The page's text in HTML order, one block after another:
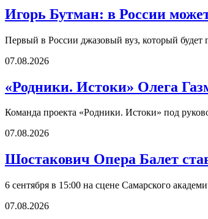
Игорь Бутман: в России
Первый в России джазовый вуз, который будет
07.08.2026
«Родники. Истоки» Олега
Команда проекта «Родники. Истоки» под
07.08.2026
Шостакович Опера Балет
6 сентября в 15:00 на сцене Самарского
07.08.2026